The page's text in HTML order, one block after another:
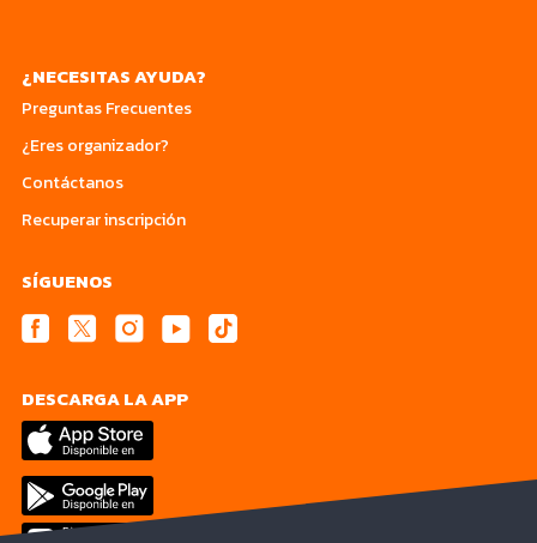
¿NECESITAS AYUDA?
Preguntas Frecuentes
¿Eres organizador?
Contáctanos
Recuperar inscripción
SÍGUENOS
DESCARGA LA APP